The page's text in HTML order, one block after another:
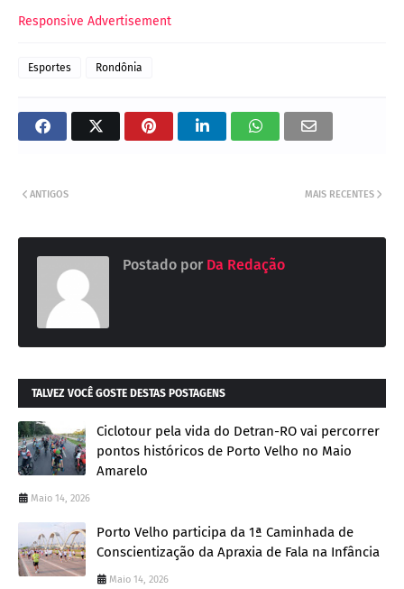
Responsive Advertisement
Esportes Rondônia
MAIS RECENTES
ANTIGOS
Postado por Da Redação
TALVEZ VOCÊ GOSTE DESTAS POSTAGENS
Ciclotour pela vida do Detran-RO vai percorrer
pontos históricos de Porto Velho no Maio
Amarelo
Maio 14, 2026
Porto Velho participa da 1ª Caminhada de
Conscientização da Apraxia de Fala na Infância
Maio 14, 2026